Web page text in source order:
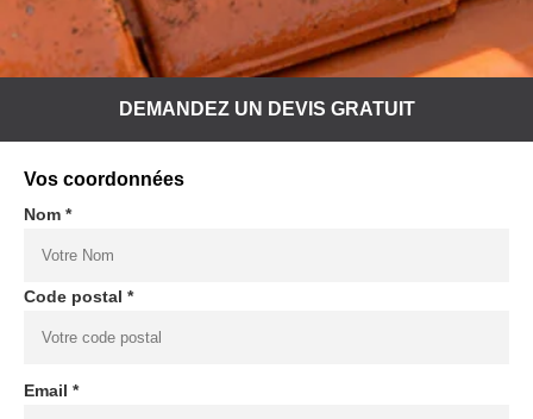
DEMANDEZ UN DEVIS GRATUIT
Vos coordonnées
Nom *
Code postal *
Email *